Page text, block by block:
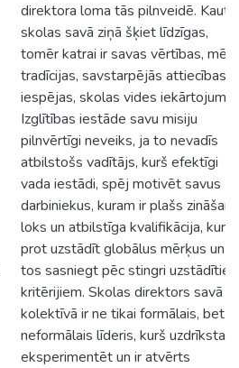
direktora loma tās pilnveidē. Kaut
skolas savā ziņā šķiet līdzīgas,
tomēr katrai ir savas vērtības,
tradīcijas, savstarpējās attiecības,
iespējas, skolas vides iekārtojums.
Izglītības iestāde savu misiju
pilnvērtīgi neveiks, ja to nevadīs
atbilstošs vadītājs, kurš efektīgi
vada iestādi, spēj motivēt savus
darbiniekus, kuram ir plašs zināšanu
loks un atbilstīga kvalifikācija, kurš
prot uzstādīt globālus mērķus un
tos sasniegt pēc stingri
kritērijiem. Skolas direktors savā
kolektīvā ir ne tikai formālais, bet
neformālais līderis, kurš uzdrīkstas
eksperimentēt un ir atvērts